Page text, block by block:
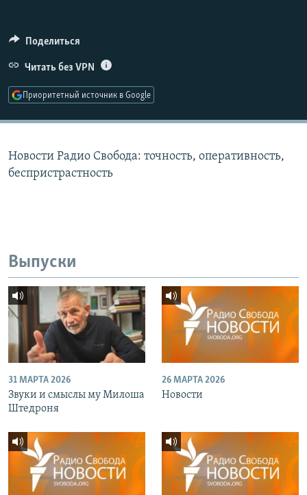
ПОДПИШИТЕСЬ НА РАССЫЛКУ
СОЦИАЛЬНЫЕ СЕТИ
Поделиться
Читать без VPN
Приоритетный источник в Google
Новости Радио Свобода: точность, оперативность,
беспристрастность
Выпуски
31 МАРТА 2026
Звуки и смыслы му Милоша
Штедроня
26 МАРТА 2026
Новости